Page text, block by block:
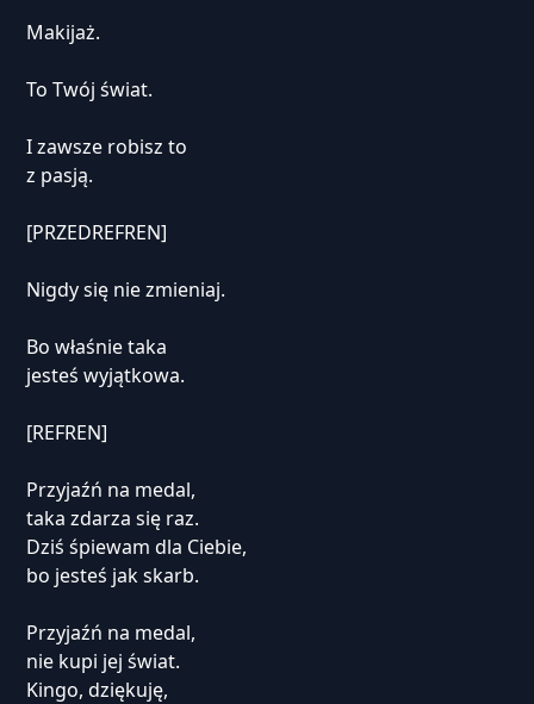
Makijaż.
To Twój świat.
I zawsze robisz to
z pasją.
[PRZEDREFREN]
Nigdy się nie zmieniaj.
Bo właśnie taka
jesteś wyjątkowa.
[REFREN]
Przyjaźń na medal,
taka zdarza się raz.
Dziś śpiewam dla Ciebie,
bo jesteś jak skarb.
Przyjaźń na medal,
nie kupi jej świat.
Kingo, dziękuję,